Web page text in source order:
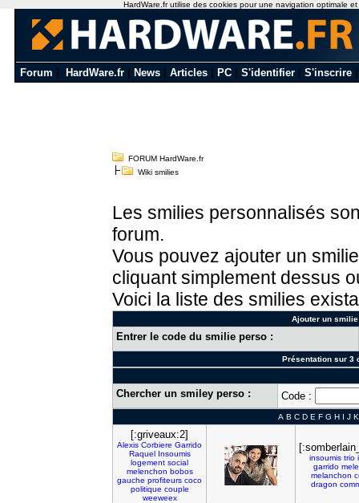
Forum HardWare.fr News Articles PC S'identifier S'inscrire
FORUM HardWare.fr
Wiki smilies
Les smilies personnalisés
forum.
Vous pouvez ajouter un
cliquant simplement dessus
Voici la liste des smilies
Ajouter un
Entrer le code du smilie perso :
Présentation sur 3
Chercher un smiley perso : Code :
A B C D E F G H I J K
[:griveaux:2]
Alexis Corbiere Garrido
Raquel Insoumis
logement social
melenchon bobos
gauche profiteurs coco
politique couple
weeweex
insoumis trio
garrido
melanchon
dragon
HardWare.fr utilise des cookies pour une navigation optimale